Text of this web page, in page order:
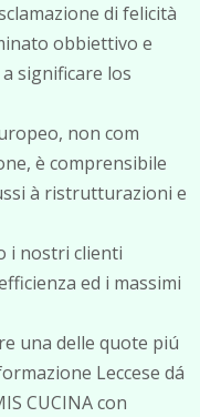
di felicità
obbiettivo e
significare los
non com
è comprensibile
à ristrutturazioni e
i nostri clienti
ed i massimi
una delle quote piú
Leccese dá
CUCINA con